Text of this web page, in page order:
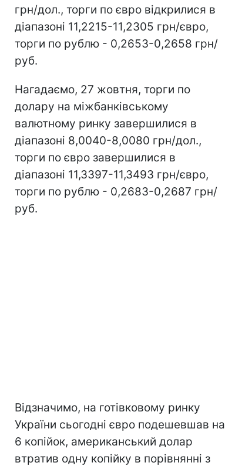
грн/дол., торги по євро відкрилися в
діапазоні 11,2215-11,2305 грн/євро,
торги по рублю - 0,2653-0,2658 грн/
руб.
Нагадаємо, 27 жовтня, торги по
долару на міжбанківському
валютному ринку завершилися в
діапазоні 8,0040-8,0080 грн/дол.,
торги по євро завершилися в
діапазоні 11,3397-11,3493 грн/євро,
торги по рублю - 0,2683-0,2687 грн/
руб.
Відзначимо, на готівковому ринку
України сьогодні євро подешевшав на
6 копійок, американський долар
втратив одну копійку в порівнянні з